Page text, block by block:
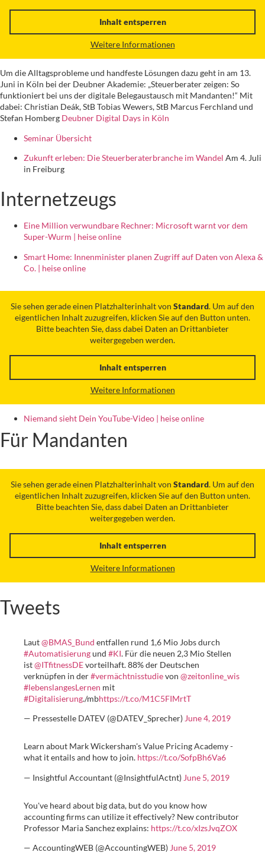
Inhalt entsperren
Weitere Informationen
Um die Alltagsprobleme und handfeste Lösungen dazu geht in am 13.
Juni in Köln bei der Deubner Akademie: „Steuerberater zeigen: So
funktioniert bei uns der digitale Belegaustausch mit Mandanten!“ Mit
dabei: Christian Deák, StB Tobias Wewers, StB Marcus Ferchland und
Stefan Homberg Deubner Digital Days in Köln
Seminar Übersicht
Zukunft erleben: Die Steuerberaterbranche im Wandel Am 4. Juli
in Freiburg
Internetzeugs
Eine Million verwundbare Rechner: Microsoft warnt vor dem
Super-Wurm | heise online
Smart Home: Innenminister planen Zugriff auf Daten von Alexa &
Co. | heise online
Sie sehen gerade einen Platzhalterinhalt von Standard. Um auf den
eigentlichen Inhalt zuzugreifen, klicken Sie auf den Button unten.
Bitte beachten Sie, dass dabei Daten an Drittanbieter
weitergegeben werden.
Inhalt entsperren
Weitere Informationen
Niemand sieht Dein YouTube-Video | heise online
Für Mandanten
Sie sehen gerade einen Platzhalterinhalt von Standard. Um auf den
eigentlichen Inhalt zuzugreifen, klicken Sie auf den Button unten.
Bitte beachten Sie, dass dabei Daten an Drittanbieter
weitergegeben werden.
Inhalt entsperren
Weitere Informationen
Tweets
Laut@BMAS_Bund entfallen rund 1,6 Mio Jobs durch
#Automatisierungund #KI. Für die neuen 2,3 Mio Stellen
ist@ITfitnessDEvorteilhaft. 88% der Deutschen
verknüpfen in der#vermächtnisstudievon @zeitonline_wis
#lebenslangesLernen mit
#Digitalisierung./mbhttps://t.co/M1C5FIMrtT
— Pressestelle DATEV (@DATEV_Sprecher) June 4, 2019
Learn about Mark Wickersham's Value Pricing Academy -
what it entails and how to join. https://t.co/SofpBh6Va6
— Insightful Accountant (@InsightfulActnt) June 5, 2019
You've heard about big data, but do you know how
accounting firms can utilize it effectively? New contributor
Professor Maria Sanchez explains: https://t.co/xIzsJvqZOX
— AccountingWEB (@AccountingWEB) June 5, 2019